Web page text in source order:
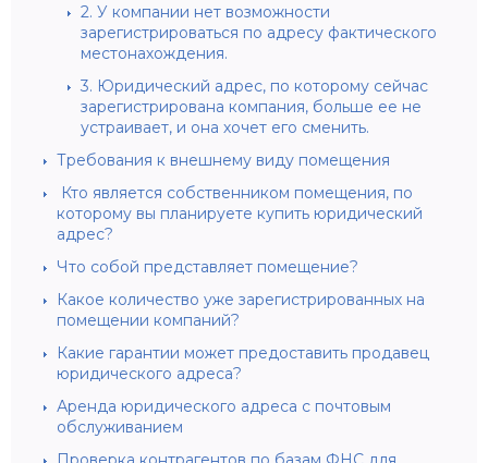
2. У компании нет возможности
зарегистрироваться по адресу фактического
местонахождения.
3. Юридический адрес, по которому сейчас
зарегистрирована компания, больше ее не
устраивает, и она хочет его сменить.
Требования к внешнему виду помещения
Кто является собственником помещения, по
которому вы планируете купить юридический
адрес?
Что собой представляет помещение?
Какое количество уже зарегистрированных на
помещении компаний?
Какие гарантии может предоставить продавец
юридического адреса?
Аренда юридического адреса с почтовым
обслуживанием